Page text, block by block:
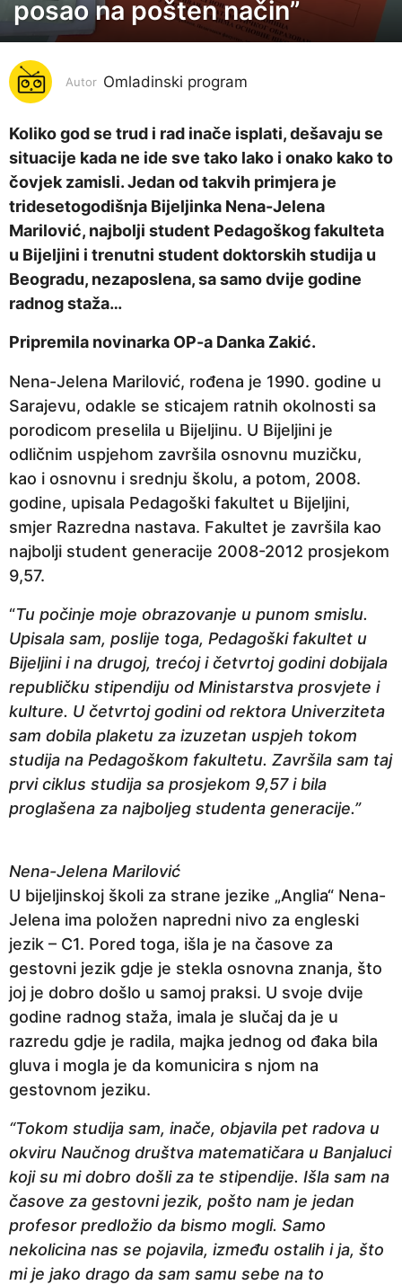
o
d
n
a
p
r
i
e
g
i
a
p
r
i
j
e
posao na pošten način”
Autor Omladinski program
Koliko god se trud i rad inače isplati, dešavaju se
situacije kada ne ide sve tako lako i onako kako to
čovjek zamisli. Jedan od takvih primjera je
tridesetogodišnja Bijeljinka Nena-Jelena
Marilović, najbolji student Pedagoškog fakulteta
u Bijeljini i trenutni student doktorskih studija u
Beogradu, nezaposlena, sa samo dvije godine
radnog staža…
Pripremila novinarka OP-a Danka Zakić.
Nena-Jelena Marilović, rođena je 1990. godine u
Sarajevu, odakle se sticajem ratnih okolnosti sa
porodicom preselila u Bijeljinu. U Bijeljini je
odličnim uspjehom završila osnovnu muzičku,
kao i osnovnu i srednju školu, a potom, 2008.
godine, upisala Pedagoški fakultet u Bijeljini,
smjer Razredna nastava. Fakultet je završila kao
najbolji student generacije 2008-2012 prosjekom
9,57.
“Tu počinje moje obrazovanje u punom smislu.
Upisala sam, poslije toga, Pedagoški fakultet u
Bijeljini i na drugoj, trećoj i četvrtoj godini dobijala
republičku stipendiju od Ministarstva prosvjete i
kulture. U četvrtoj godini od rektora Univerziteta
sam dobila plaketu za izuzetan uspjeh tokom
studija na Pedagoškom fakultetu. Završila sam taj
prvi ciklus studija sa prosjekom 9,57 i bila
proglašena za najboljeg studenta generacije.”
Nena-Jelena Marilović
U bijeljinskoj školi za strane jezike „Anglia“ Nena-
Jelena ima položen napredni nivo za engleski
jezik – C1. Pored toga, išla je na časove za
gestovni jezik gdje je stekla osnovna znanja, što
joj je dobro došlo u samoj praksi. U svoje dvije
godine radnog staža, imala je slučaj da je u
razredu gdje je radila, majka jednog od đaka bila
gluva i mogla je da komunicira s njom na
gestovnom jeziku.
“Tokom studija sam, inače, objavila pet radova u
okviru Naučnog društva matematičara u Banjaluci
koji su mi dobro došli za te stipendije. Išla sam na
časove za gestovni jezik, pošto nam je jedan
profesor predložio da bismo mogli. Samo
nekolicina nas se pojavila, između ostalih i ja, što
mi je jako drago da sam samu sebe na to